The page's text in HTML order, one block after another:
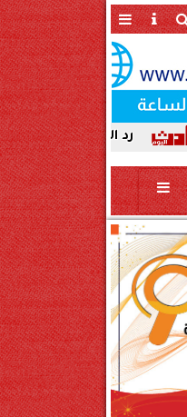
لأصحاب العطاء. إدارة